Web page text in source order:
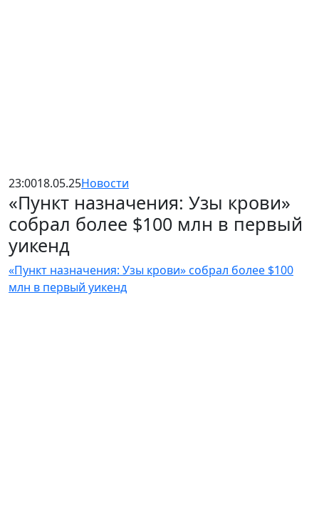
23:0018.05.25Новости
«Пункт назначения: Узы крови»
собрал более $100 млн в первый
уикенд
«Пункт назначения: Узы крови» собрал более $100
млн в первый уикенд